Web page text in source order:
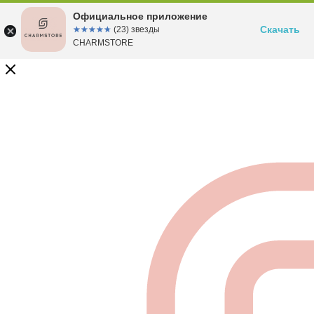
Официальное приложение
☆☆☆☆☆
★★★★★ (23) звезды
CHARMSTORE
Скачать